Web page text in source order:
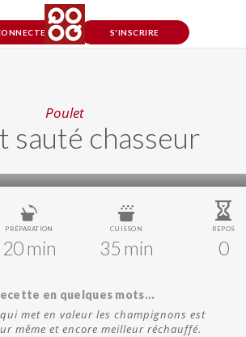
S'INSCRIRE
Poulet
sauté chasseur
PRÉPARATION
20 min
CUISSON
35 min
REPOS
0
en quelques mots...
met en valeur les champignons est
même et encore meilleur réchauffé.